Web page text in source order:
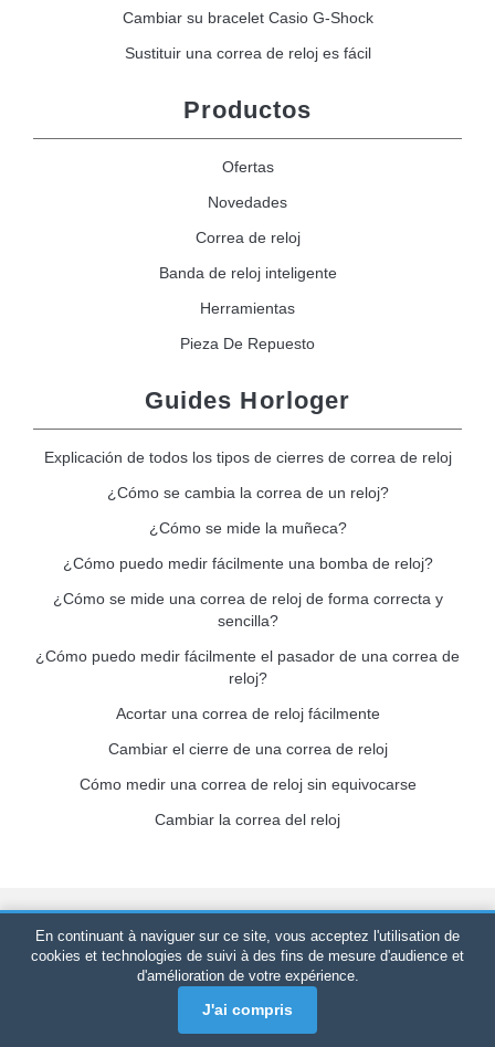
Cambiar su bracelet Casio G-Shock
Sustituir una correa de reloj es fácil
Productos
Ofertas
Novedades
Correa de reloj
Banda de reloj inteligente
Herramientas
Pieza De Repuesto
Guides Horloger
Explicación de todos los tipos de cierres de correa de reloj
¿Cómo se cambia la correa de un reloj?
¿Cómo se mide la muñeca?
¿Cómo puedo medir fácilmente una bomba de reloj?
¿Cómo se mide una correa de reloj de forma correcta y
sencilla?
¿Cómo puedo medir fácilmente el pasador de una correa de
reloj?
Acortar una correa de reloj fácilmente
Cambiar el cierre de una correa de reloj
Cómo medir una correa de reloj sin equivocarse
Cambiar la correa del reloj
Bracelet-de-montre.com © 2026Reservados todos los derechos
SIRET: 520 247 727 000 57 -Plataforma Jurídica: BP 20075 -
31121 PORTET PDC - Francia Metropolitana
únicamente en línea
En continuant à naviguer sur ce site, vous acceptez l'utilisation de
cookies et technologies de suivi à des fins de mesure d'audience et
d'amélioration de votre expérience.
J'ai compris